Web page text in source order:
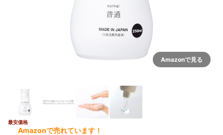
Amazonで見る
最安価格
Amazonで売れています！